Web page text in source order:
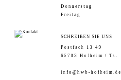
Donnerstag
Freitag
SCHREIBEN SIE UNS
Postfach 13 49
65703 Hofheim / Ts.
info@hwb-hofheim.de